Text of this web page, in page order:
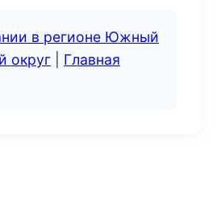
в регионе Южный
округ
Главная